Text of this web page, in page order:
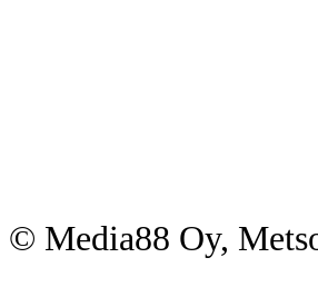
© Media88 Oy,